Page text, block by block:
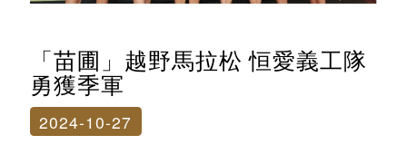
「苗圃」越野馬拉松 恒愛義工隊
勇獲季軍
2024-10-27